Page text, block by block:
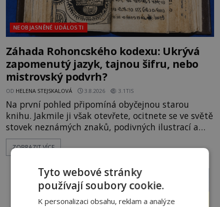
NEOBJASNĚNÉ UDÁLOSTI
Záhada Rohoncského kodexu: Ukrývá
zapomenutý jazyk, tajnou šifru, nebo
mistrovský podvrh?
OD HELENA STEJSKALOVÁ 3.8.2026 3.1TIS
Na první pohled připomíná obyčejnou starou
knihu. Jakmile ji však otevřete, ocitnete se ve světě
stovek neznámých znaků, podivných ilustrací a
textu, který už téměř dvě století vzdoruje všem
pokusům o rozluštění. Rohoncský kodex patří mezi
jistotou neví, kdo jej napsal, kdy vznikl ani co
vlastně vypráví. Rohoncský kodex se poprvé
objevuje v roce
ZOBRAZIT VÍCE
Tyto webové stránky
používají soubory cookie.
K personalizaci obsahu, reklam a analýze